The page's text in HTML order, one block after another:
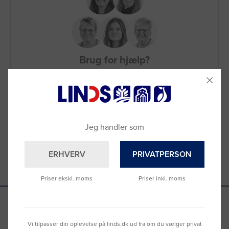
Brug for hjælp?
Vi sidder klar til at hjælpe dig.
Du kan også kontakte din lokale sælger
Se hvad vores kunder siger
Jeg handler som
ERHVERV
Priser ekskl. moms
PRIVATPERSON
Priser inkl. moms
Vi tilpasser din oplevelse på linds.dk ud fra om du vælger privat